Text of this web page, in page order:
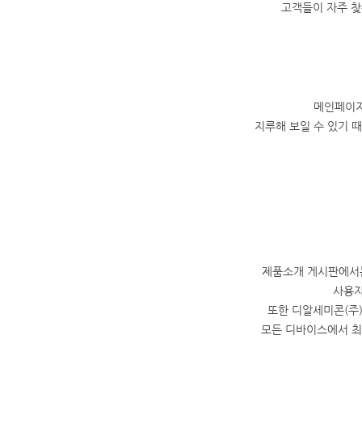
고객들이 자주
메인페이
지루해 보일 수 있기
제품소개 게시판에
사용
또한 디알세미콘(
모든 디바이스에서